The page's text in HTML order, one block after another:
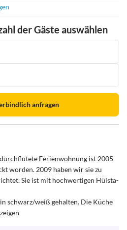
der Gäste auswählen
anfragen
Ferienwohnung ist 2005
worden. 2009 haben wir sie zu
Sie ist mit hochwertigen Hülsta-
schwarz/weiß gehalten. Die Küche